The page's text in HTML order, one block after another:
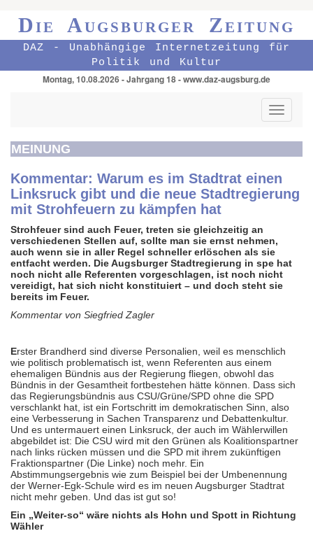
Die Augsburger Zeitung
DAZ - Unabhängige Internetzeitung für
Politik und Kultur
Montag, 10.08.2026 - Jahrgang 18 - www.daz-augsburg.de
Toggle
MEINUNG
Kommentar: Warum es im Stadtrat einen
Linksruck gibt und die neue Stadtregierung
mit Strohfeuern zu kämpfen hat
Strohfeuer sind auch Feuer, treten sie gleichzeitig an
verschiedenen Stellen auf, sollte man sie ernst nehmen,
auch wenn sie in aller Regel schneller erlöschen als sie
entfacht werden. Die Augsburger Stadtregierung in spe hat
noch nicht alle Referenten vorgeschlagen, ist noch nicht
vereidigt, hat sich nicht konstituiert – und doch steht sie
bereits im Feuer.
Kommentar von Siegfried Zagler
Erster Brandherd sind diverse Personalien, weil es menschlich
wie politisch problematisch ist, wenn Referenten aus einem
ehemaligen Bündnis aus der Regierung fliegen, obwohl das
Bündnis in der Gesamtheit fortbestehen hätte können. Dass sich
das Regierungsbündnis aus CSU/Grüne/SPD ohne die SPD
verschlankt hat, ist ein Fortschritt im demokratischen Sinn, also
eine Verbesserung in Sachen Transparenz und Debattenkultur.
Und es untermauert einen Linksruck, der auch im Wählerwillen
abgebildet ist: Die CSU wird mit den Grünen als Koalitionspartner
nach links rücken müssen und die SPD mit ihrem zukünftigen
Fraktionspartner (Die Linke) noch mehr. Ein
Abstimmungsergebnis wie zum Beispiel bei der Umbenennung
der Werner-Egk-Schule wird es im neuen Augsburger Stadtrat
nicht mehr geben. Und das ist gut so!
Ein „Weiter-so“ wäre nichts als Hohn und Spott in Richtung
Wähler